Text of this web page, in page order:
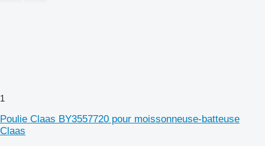
1
Poulie Claas BY3557720 pour moissonneuse-batteuse
Claas